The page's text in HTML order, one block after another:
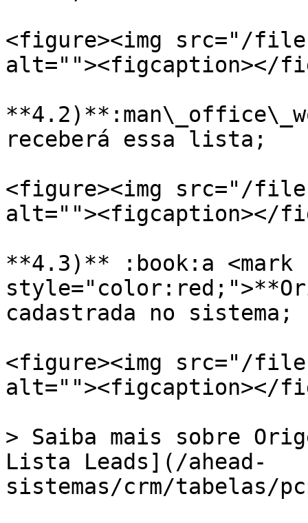
<figure><img src="/
alt=""><figcaption></
receberá essa lista;
<figure><img src="/files/
alt=""><figcaption></
**4.3)** :book:a <mark
cadastrada no sistema;
<figure><img src="/files/
alt=""><figcaption></
> Saiba mais sobre
Lista Leads](/ahead-
sistemas/crm/tabelas/